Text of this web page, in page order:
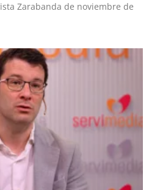
Zarabanda de noviembre de